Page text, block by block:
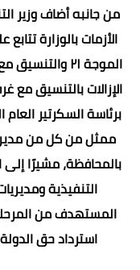
من جانبه أضاف وزير
الأزمات بالوزارة
الموجة ٢١
الإزالات بالتنسيق
برئاسة السكرتير
ممثل من كل من
بالمحافظة، مشيرًا
التنفيذية
المستهدف من
استرداد حق